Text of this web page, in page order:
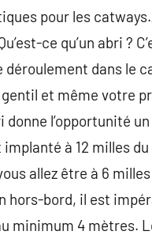
pour les
ce qu’un abri ?
dans le
et même votre
donne l’opportunité
à 12 milles
allez être à 6
hors-bord, il est
minimum 4 mètres.